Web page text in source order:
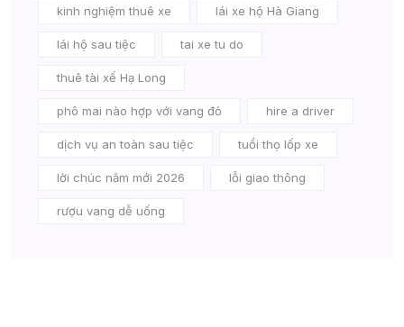
kinh nghiệm thuê xe lái xe hộ Hà Giang
lái hộ sau tiệc tai xe tu do
thuê tài xế Hạ Long
phô mai nào hợp với vang đỏ hire a driver
dịch vụ an toàn sau tiệc tuổi thọ lốp xe
lời chúc năm mới 2026 lỗi giao thông
rượu vang dễ uống